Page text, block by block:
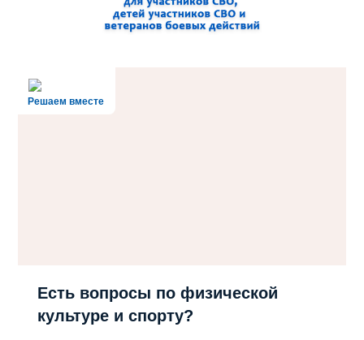
Решаем вместе
Есть вопросы по физической
культуре и спорту?